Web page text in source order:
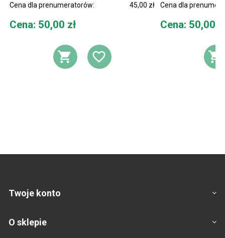
Cena dla prenumeratorów: 45,00 zł
Cena
Cena: 50,00 zł
DODAJ DO KOSZYKA
DODAJ DO
Cena dla
Cena
Cena: 50,00
Twoje konto
O sklepie